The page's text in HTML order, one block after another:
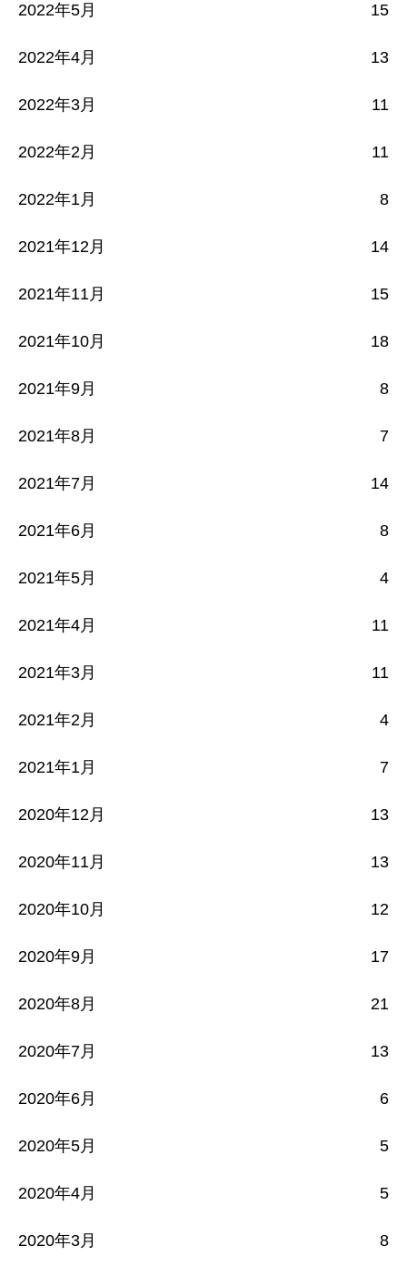
2022年5月 15
2022年4月 13
2022年3月 11
2022年2月 11
2022年1月 8
2021年12月 14
2021年11月 15
2021年10月 18
2021年9月 8
2021年8月 7
2021年7月 14
2021年6月 8
2021年5月 4
2021年4月 11
2021年3月 11
2021年2月 4
2021年1月 7
2020年12月 13
2020年11月 13
2020年10月 12
2020年9月 17
2020年8月 21
2020年7月 13
2020年6月 6
2020年5月 5
2020年4月 5
2020年3月 8